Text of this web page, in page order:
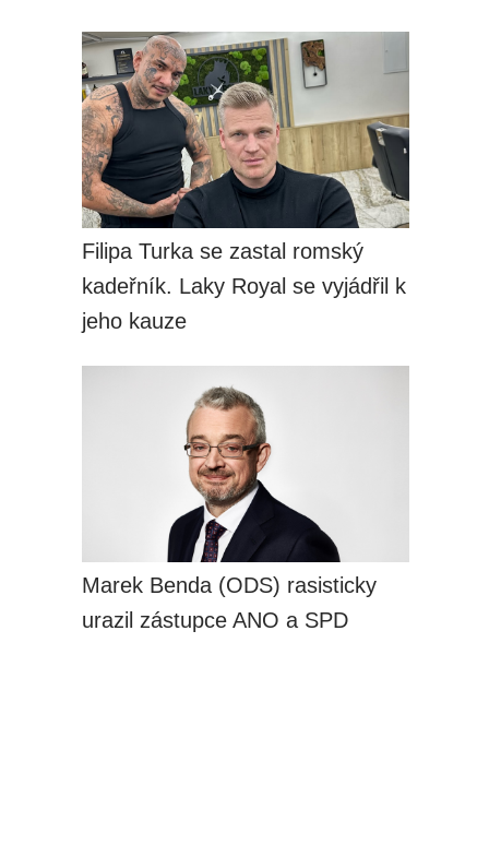
Filipa Turka se zastal romský
kadeřník. Laky Royal se vyjádřil k
jeho kauze
Marek Benda (ODS) rasisticky
urazil zástupce ANO a SPD